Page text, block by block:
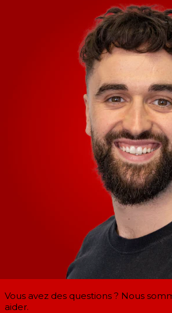
Vous avez des questions ? Nous
aider.